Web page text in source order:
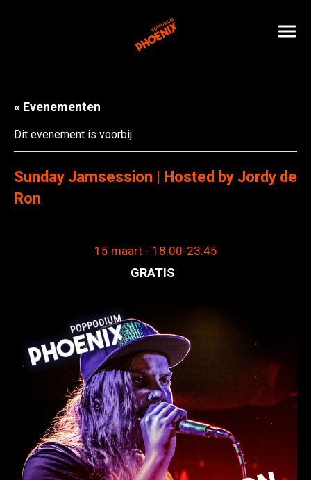
« Evenementen
Dit evenement is voorbij.
Sunday Jamsession | Hosted by Jordy de
Ron
15 maart - 18:00-23:45
GRATIS